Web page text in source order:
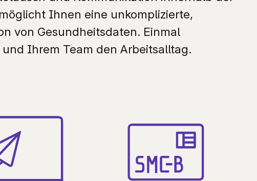
Kontakt
Gebärdensprache
Leichte Sprache
Ihnen eine unkomplizierte,
von Gesundheitsdaten. Einmal
Ihrem Team den Arbeitsalltag.